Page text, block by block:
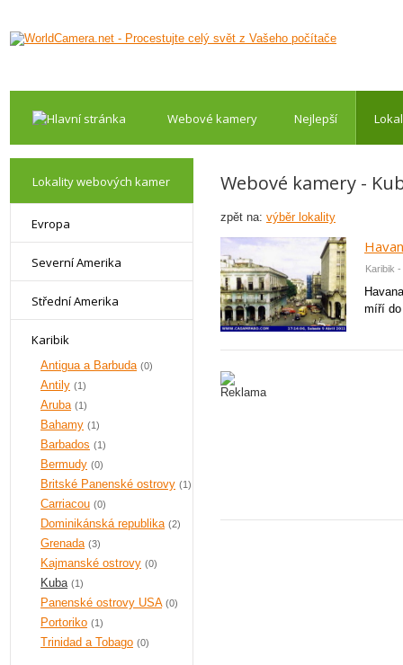
Webové kamery Nejlepší
Lokality webových kamer
Evropa
Severní Amerika
Střední Amerika
Karibik
Antigua a Barbuda (0)
Antily (1)
Aruba (1)
Bahamy (1)
Barbados (1)
Bermudy (0)
Britské Panenské ostrovy (1)
Carriacou (0)
Dominikánská republika (2)
Grenada (3)
Kajmanské ostrovy (0)
Kuba (1)
Panenské ostrovy USA (0)
Portoriko (1)
Trinidad a Tobago (0)
Webové kamery -
zpět na: výběr lokality
Karibik
míří